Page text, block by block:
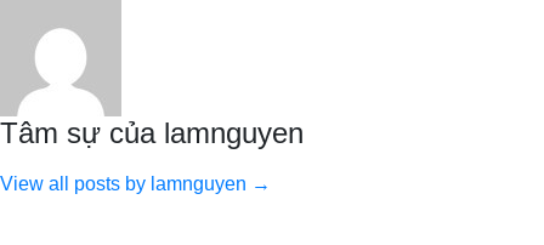
Tâm sự của lamnguyen
View all posts by lamnguyen →